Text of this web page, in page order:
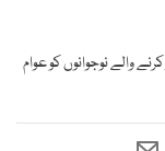
والے نوجوانوں کو عوام